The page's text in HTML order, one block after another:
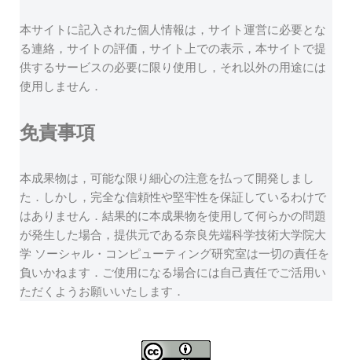
本サイトに記入された個人情報は，サイト運営に必要とな
る連絡，サイトの評価，サイト上での表示，本サイトで提
供するサービスの必要に限り使用し，それ以外の用途には
使用しません．
免責事項
本成果物は，可能な限り細心の注意を払って開発しまし
た．しかし，完全な信頼性や堅牢性を保証しているわけで
はありません．結果的に本成果物を使用して何らかの問題
が発生した場合，提供元である奈良先端科学技術大学院大
学 ソーシャル・コンピューティング研究室は一切の責任を
負いかねます．ご使用になる場合には自己責任でご活用い
ただくようお願いいたします．